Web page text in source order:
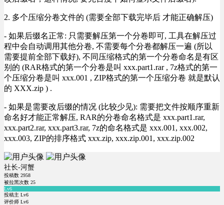
2. 多个压缩分卷文件的 (需要全部下载完毕后 才能正确解压)
- 如果后缀名正常: 只需要解压第一个分卷即可, 工具在解压过
程中会自动调用其他分卷, 不需要每个分卷都解压一遍 (所以
需要提前全部下载好), 不同压缩格式的第一个分卷命名是有区
别的 (RAR格式的第一个分卷是叫 xxx.part1.rar , 7z格式的第一
个压缩分卷是叫 xxx.001 , ZIP格式的第一个压缩分卷 就是默认
的 XXX.zip ) .
- 如果是需要改后缀的情况 (比较少见): 需要把文件按顺序重新
命名好才能正常解压, RAR的分卷命名格式是 xxx.part1.rar,
xxx.part2.rar, xxx.part3.rar, 7z的命名格式是 xxx.001, xxx.002,
xxx.003, ZIP的排序格式 xxx.zip, xxx.zip.001, xxx.zip.002
社长-河蟹
投稿数 2958
被拉黑次数 25
Lv6
投稿主 Lv6
评价师 Lv6